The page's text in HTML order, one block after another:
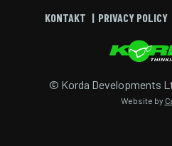
© Korda Developments
Website by
KONTAKT PRIVACY POLICY